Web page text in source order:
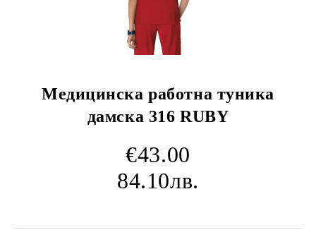
Медицинска работна туника
дамска 316 RUBY
€43.00
84.10лв.